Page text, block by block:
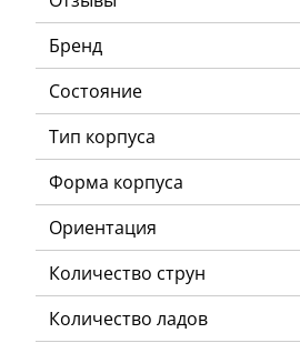
Бренд
Состояние
Тип корпуса
Форма корпуса
Ориентация
Количество струн
Количество ладов